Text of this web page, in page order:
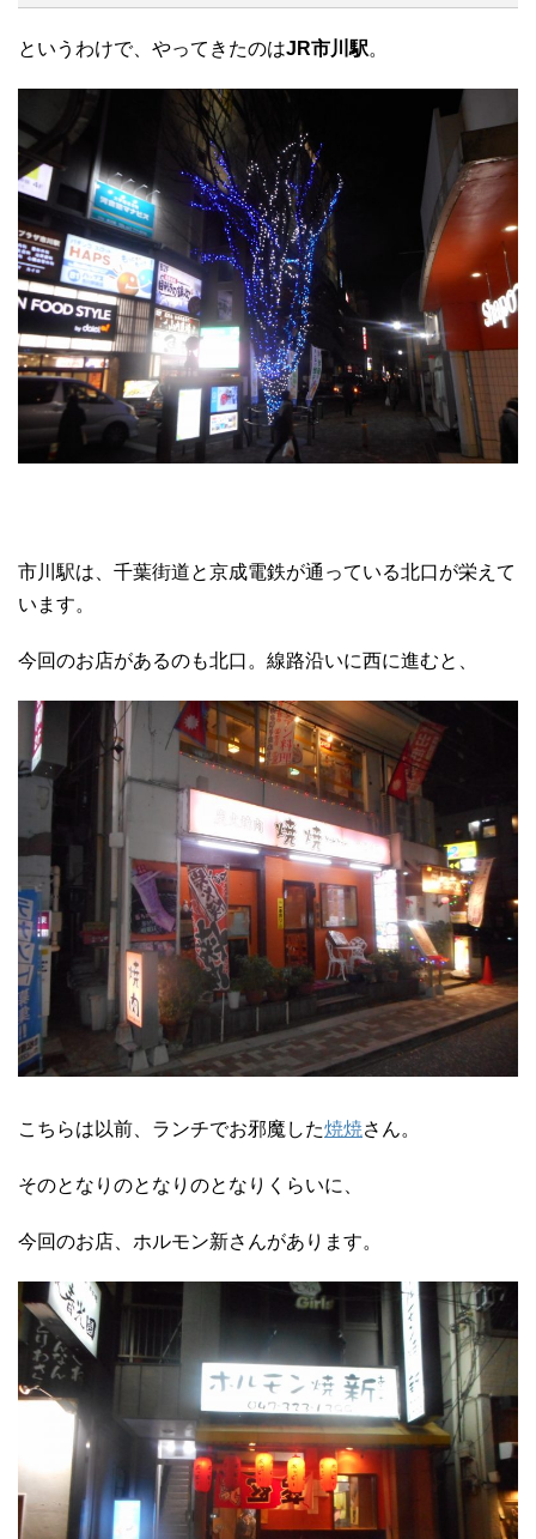
というわけで、やってきたのはJR市川駅。
市川駅は、千葉街道と京成電鉄が通っている北口が栄えて
います。
今回のお店があるのも北口。線路沿いに西に進むと、
こちらは以前、ランチでお邪魔した焼焼さん。
そのとなりのとなりのとなりくらいに、
今回のお店、ホルモン新さんがあります。